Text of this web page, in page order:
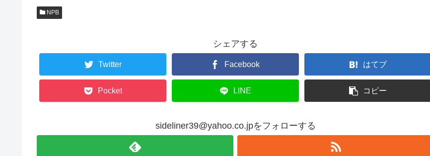
NPB
シェアする
Twitter Facebook はてブ
Pocket LINE コピー
sideliner39@yahoo.co.jpをフォローする